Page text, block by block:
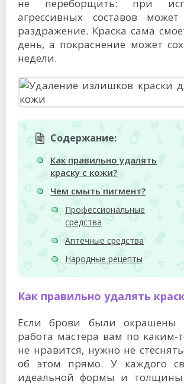
не переборщить: при
агрессивных составов может
раздражение. Краска сама
день, а покраснение может
недели.
Содержание:
Как правильно удалять
краску с кожи?
Чем смыть пигмент?
Профессиональные
средства
Аптечные средства
Народные рецепты
Как правильно удалять
Если брови были окрашены
работа мастера вам по каким-
не нравится, нужно не
об этом прямо. У каждого
идеальной формы и